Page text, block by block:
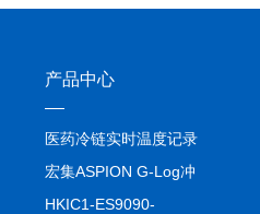
产品中心
医药冷链实时温度记录
仪TIVE Solo 5G
宏集ASPION G-Log冲
击记录仪
HKIC1-ES9090-